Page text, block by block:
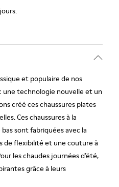
et populaire de nos
technologie nouvelle et un
créé ces chaussures plates
Ces chaussures à la
sont fabriquées avec la
de flexibilité et une couture à
les chaudes journées d’été,
grâce à leurs